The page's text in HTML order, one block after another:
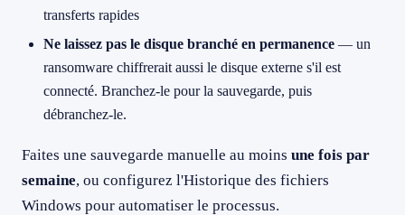
transferts rapides
Ne laissez pas le disque branché en permanence — un
ransomware chiffrerait aussi le disque externe s'il est
connecté. Branchez-le pour la sauvegarde, puis
débranchez-le.
Faites une sauvegarde manuelle au moins une fois par
semaine, ou configurez l'Historique des fichiers
Windows pour automatiser le processus.